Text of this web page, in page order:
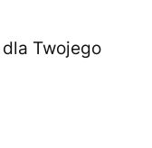
Twojego